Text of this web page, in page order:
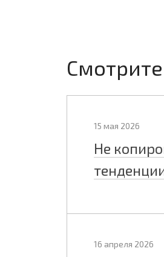
15 мая 2026
Не
16 апреля 2026